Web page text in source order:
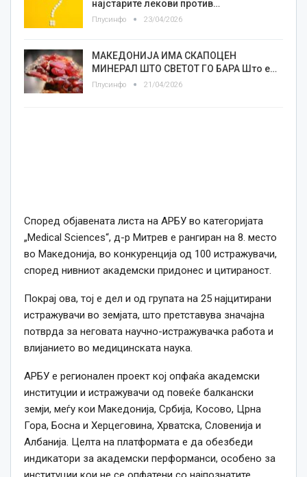
најстарите лекови против…
Плусинфо 23/04/2026
МАКЕДОНИЈА ИМА СКАПОЦЕН
МИНЕРАЛ ШТО СВЕТОТ ГО БАРА Што е…
Плусинфо 21/04/2026
Според објавената листа на АРБУ во категоријата
„Medical Sciences“, д-р Митрев е рангиран на 8. место
во Македонија, во конкуренција од 100 истражувачи,
според нивниот академски придонес и цитираност.
Покрај ова, тој е дел и од групата на 25 најцитирани
истражувачи во земјата, што претставува значајна
потврда за неговата научно-истражувачка работа и
влијанието во медицинската наука.
АРБУ е регионален проект кој опфаќа академски
институции и истражувачи од повеќе балкански
земји, меѓу кои Македонија, Србија, Косово, Црна
Гора, Босна и Херцеговина, Хрватска, Словенија и
Албанија. Целта на платформата е да обезбеди
индикатори за академски перформанси, особено за